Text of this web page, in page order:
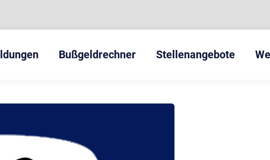
Bußgeldrechner Stellenangebote